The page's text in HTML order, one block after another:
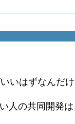
いいはずなんだ
人の共同開発